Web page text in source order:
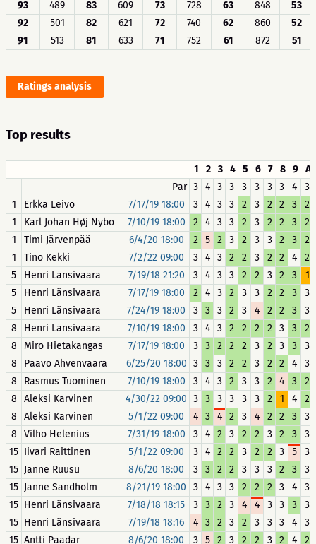
93 489 83 609 73 728 63 848
53
92
501 82 621 72 740 62 860
52
91
513 81 633 71 752 61 872 51
Ratings analysis
Top results
1 2 3 4 5 6 7 8 9 A
Par 3 4 3 3 3 3 3 3 4
3
1
Erkka Leivo 7/17/19 18:00 3 4 3 3 2 3 2 2 3
2
1
Karl Johan Høj Nybo 7/10/19 18:00 2 4 3 3 2 3 2 2 3
2
1
Timi Järvenpää 6/4/20 18:00 2 5 2 3 2 3 3 2 3
2
1
Tino Kekki 7/2/22 09:00 3 4 3 2 2 3 2 2 4
2
5
Henri Länsivaara 7/19/18 21:20 3 4 3 3 2 2 3 2 3
1
5
Henri Länsivaara 7/17/19 18:00 2 4 3 2 3 3 2 2 3
3
5
Henri Länsivaara 7/24/19 18:00 3 3 3 2 3 4 2 2 3
3
8
Henri Länsivaara 7/10/19 18:00 3 4 3 2 2 2 2 3 3
2
8
Miro Hietakangas 7/17/19 18:00 3 3 2 2 2 3 2 3 3
3
8
Paavo Ahvenvaara 6/25/20 18:00 3 3 3 2 2 3 2 2 4
3
8
Rasmus Tuominen 7/10/19 18:00 3 4 3 2 3 3 2 4 3
2
8
Aleksi Karvinen 4/30/22 09:00 3 3 3 3 3 3 2 1 4
2
8
Aleksi Karvinen 5/1/22 09:00 4 3 4 2 3 4 2 2 3
3
8
Vilho Helenius 7/31/19 18:00 3 4 2 3 2 2 3 2 3
3
15 Iivari Raittinen 5/1/22 09:00 3 4 2 2 3 2 2 3 5
3
15 Janne Ruusu 8/6/20 18:00 3 3 2 2 3 3 3 2 3
3
15 Janne Sandholm 8/21/19 18:00 3 4 3 3 2 2 2 3 4
3
15 Henri Länsivaara 7/18/18 18:15 3 3 2 3 4 4 3 3 3
3
15 Henri Länsivaara 7/19/18 18:16 4 3 2 3 2 3 3 3 4
3
15 Antti Paadar 8/6/20 18:00 3 5 2 3 2 2 3 2 4
2